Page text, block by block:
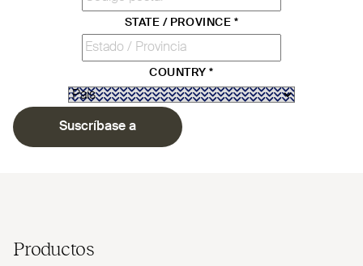
STATE / PROVINCE *
COUNTRY*
Suscríbase a
Productos